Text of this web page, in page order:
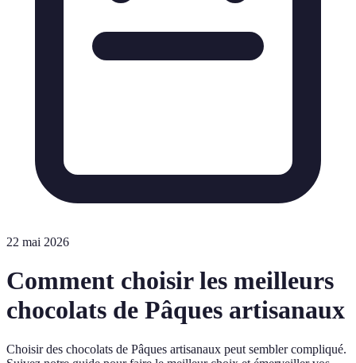
22 mai 2026
Comment choisir les meilleurs
chocolats de Pâques artisanaux
Choisir des chocolats de Pâques artisanaux peut sembler compliqué.